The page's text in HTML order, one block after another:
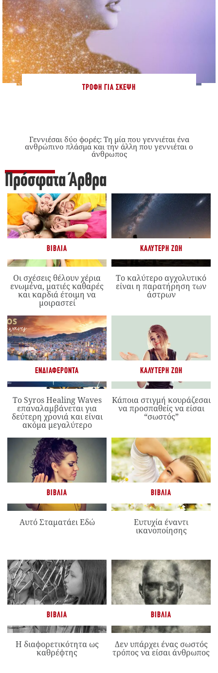
ΤΡΟΦΉ ΓΙΑ ΣΚΈΨΗ
Γεννιέσαι δύο φορές: Tη μία που γεννιέται ένα
ανθρώπινο πλάσμα και την άλλη που γεννιέται ο
άνθρωπος
Πρόσφατα Άρθρα
ΒΙΒΛΊΑ
Οι σχέσεις θέλουν χέρια
ενωμένα, ματιές καθαρές
και καρδιά έτοιμη να
μοιραστεί
ΚΑΛΎΤΕΡΗ ΖΩΉ
Το καλύτερο αγχολυτικό
είναι η παρατήρηση των
άστρων
ΕΝΔΙΑΦΈΡΟΝΤΑ
Το Syros Healing Waves
επαναλαμβάνεται για
δεύτερη χρονιά και είναι
ακόμα μεγαλύτερο
ΚΑΛΎΤΕΡΗ ΖΩΉ
Κάποια στιγμή κουράζεσαι
να προσπαθείς να είσαι
“σωστός”
ΒΙΒΛΊΑ
Αυτό Σταματάει Εδώ
ΒΙΒΛΊΑ
Ευτυχία έναντι
ικανοποίησης
ΒΙΒΛΊΑ
Η διαφορετικότητα ως
καθρέφτης
ΒΙΒΛΊΑ
Δεν υπάρχει ένας σωστός
τρόπος να είσαι άνθρωπος